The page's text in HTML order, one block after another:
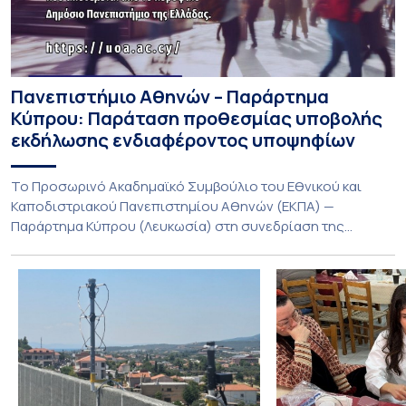
Πανεπιστήμιο Αθηνών – Παράρτημα
Κύπρου: Παράταση προθεσμίας υποβολής
εκδήλωσης ενδιαφέροντος υποψηφίων
Το Προσωρινό Ακαδημαϊκό Συμβούλιο του Εθνικού και
Καποδιστριακού Πανεπιστημίου Αθηνών (ΕΚΠΑ) —
Παράρτημα Κύπρου (Λευκωσία) στη συνεδρίαση της
παράταση της προθεσμίας υποβολής εκδήλωσης
ενδιαφέροντος για την φοίτηση σε Προγράμματα Σπουδών,
Τμημάτων του Πανεπιστημίου μας στο Παράρτημα Κύπρου
για το ακαδημαϊκό έτος 2026-2027, έως τη Δευτέρα 31
Αυγούστου 2026. […]